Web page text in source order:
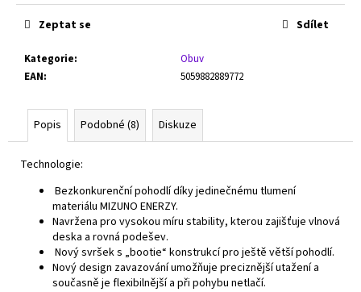
Kategorie:
Obuv
EAN: 5059882889772
Zeptat se Sdílet
Popis Podobné (8) Diskuze
Technologie:
Bezkonkurenční pohodlí díky jedinečnému tlumení
materiálu MIZUNO ENERZY.
Navržena pro vysokou míru stability, kterou zajišťuje vlnová
deska a rovná podešev.
Nový svršek s „bootie“ konstrukcí pro ještě větší pohodlí.
Nový design zavazování umožňuje preciznější utažení a
současně je flexibilnější a při pohybu netlačí.